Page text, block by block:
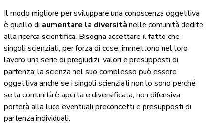
Il modo migliore per sviluppare una conoscenza oggettiva
è quello di aumentare la diversità nelle comunità dedite
alla ricerca scientifica. Bisogna accettare il fatto che i
singoli scienziati, per forza di cose, immettono nel loro
lavoro una serie di pregiudizi, valori e presupposti di
partenza: la scienza nel suo complesso può essere
oggettiva anche se i singoli scienziati non lo sono perché
se la comunità è aperta e diversificata, non difensiva,
porterà alla luce eventuali preconcetti e presupposti di
partenza individuali.